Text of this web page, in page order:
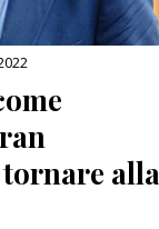
alla